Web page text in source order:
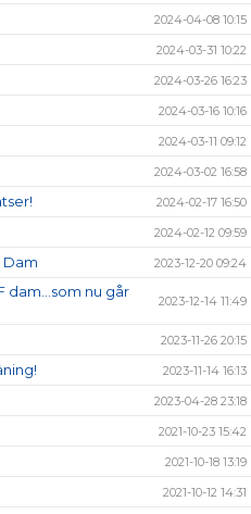
2024-04-08 10:15
2024-03-31 10:22
2024-03-26 16:23
2024-03-16 10:16
2024-03-11 09:12
2024-03-02 16:58
2024-02-17 16:50
2024-02-12 09:59
Dam 2023-12-20 09:24
dam...som nu går
2023-12-14 11:49
2023-11-26 20:15
2023-11-14 16:13
2023-04-28 23:18
2021-10-23 15:42
2021-10-18 13:19
2021-10-12 14:31